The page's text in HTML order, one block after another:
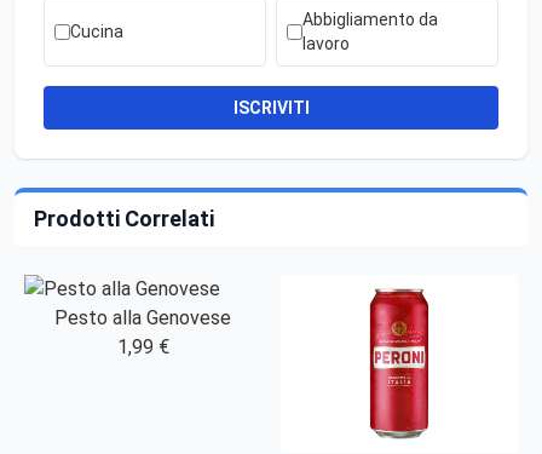
Cucina
Abbigliamento da
lavoro
ISCRIVITI
Prodotti Correlati
Pesto alla Genovese
1,99 €